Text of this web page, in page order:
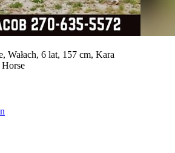
Wałach, 6 lat, 157 cm, Kara